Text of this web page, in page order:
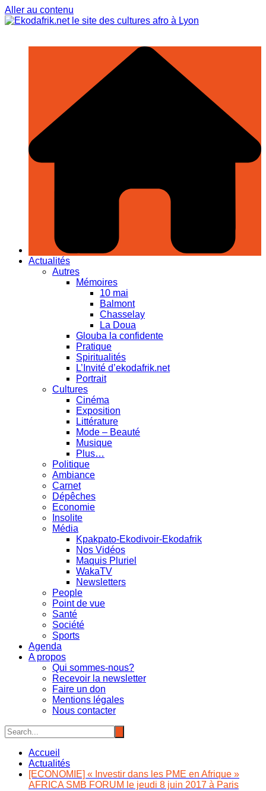
Aller au contenu
Actualités
Autres
Mémoires
10 mai
Balmont
Chasselay
La Doua
Glouba la confidente
Pratique
Spiritualités
L’Invité d’ekodafrik.net
Portrait
Cultures
Cinéma
Exposition
Littérature
Mode – Beauté
Musique
Plus…
Politique
Ambiance
Carnet
Dépêches
Economie
Insolite
Média
Kpakpato-Ekodivoir-Ekodafrik
Nos Vidéos
Maquis Pluriel
WakaTV
Newsletters
People
Point de vue
Santé
Société
Sports
Agenda
A propos
Qui sommes-nous?
Recevoir la newsletter
Faire un don
Mentions légales
Nous contacter
Accueil
Actualités
[ECONOMIE] « Investir dans les PME en Afrique »
AFRICA SMB FORUM le jeudi 8 juin 2017 à Paris